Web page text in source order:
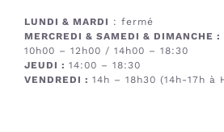
LUNDI & MARDI : fermé
MERCREDI & SAMEDI & DIMANCHE :
10h00 – 12h00 / 14h00 – 18:30
JEUDI : 14:00 – 18:30
VENDREDI : 14h – 18h30 (14h-17h à